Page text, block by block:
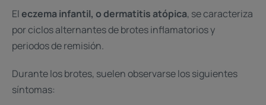
Eleczema infantil, o dermatitis atópica, se caracteriza
por ciclos alternantes de brotes inflamatorios y
periodos de remisión.
Durante los brotes, suelen observarse los siguientes
síntomas: